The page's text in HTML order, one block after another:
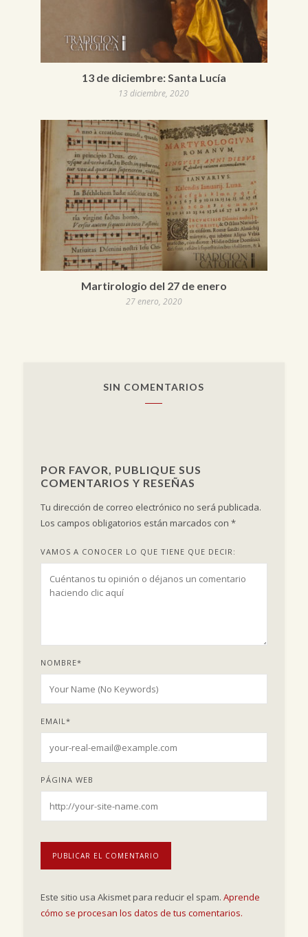
13 de diciembre: Santa Lucía
13 diciembre, 2020
Martirologio del 27 de enero
27 enero, 2020
SIN COMENTARIOS
POR FAVOR, PUBLIQUE SUS
COMENTARIOS Y RESEÑAS
Tu dirección de correo electrónico no será publicada.
Los campos obligatorios están marcados con *
VAMOS A CONOCER LO QUE TIENE QUE DECIR:
NOMBRE*
EMAIL*
PÁGINA WEB
Este sitio usa Akismet para reducir el spam. Aprende
cómo se procesan los datos de tus comentarios.